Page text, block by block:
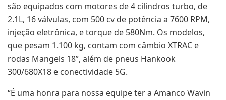
são equipados com motores de 4 cilindros turbo, de
2.1L, 16 válvulas, com 500 cv de potência a 7600 RPM,
injeção eletrônica, e torque de 580Nm. Os modelos,
que pesam 1.100 kg, contam com câmbio XTRAC e
rodas Mangels 18”, além de pneus Hankook
300/680X18 e conectividade 5G.
“É uma honra para nossa equipe ter a Amanco Wavin